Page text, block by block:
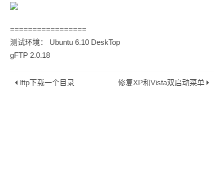
=================
测试环境： Ubuntu 6.10 DeskTop
gFTP 2.0.18
lftp下载一个目录 修复XP和Vista双启动菜单